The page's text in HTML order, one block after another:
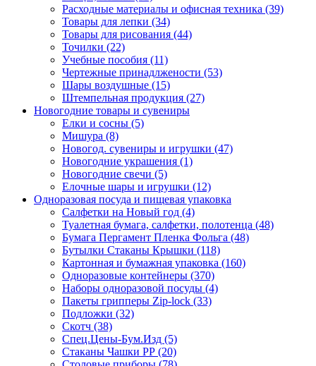
Расходные материалы и офисная техника (39)
Товары для лепки (34)
Товары для рисования (44)
Точилки (22)
Учебные пособия (11)
Чертежные принадлжености (53)
Шары воздушные (15)
Штемпельная продукция (27)
Новогодние товары и сувениры
Елки и сосны (5)
Мишура (8)
Новогод. сувениры и игрушки (47)
Новогодние украшения (1)
Новогодние свечи (5)
Елочные шары и игрушки (12)
Одноразовая посуда и пищевая упаковка
Салфетки на Новый год (4)
Туалетная бумага, салфетки, полотенца (48)
Бумага Пергамент Пленка Фольга (48)
Бутылки Стаканы Крышки (118)
Картонная и бумажная упаковка (160)
Одноразовые контейнеры (370)
Наборы одноразовой посуды (4)
Пакеты грипперы Zip-lock (33)
Подложки (32)
Скотч (38)
Спец.Цены-Бум.Изд (5)
Стаканы Чашки РР (20)